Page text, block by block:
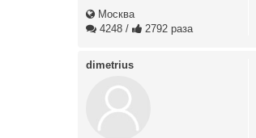
Москва
4248 / 2792 раза
dimetrius